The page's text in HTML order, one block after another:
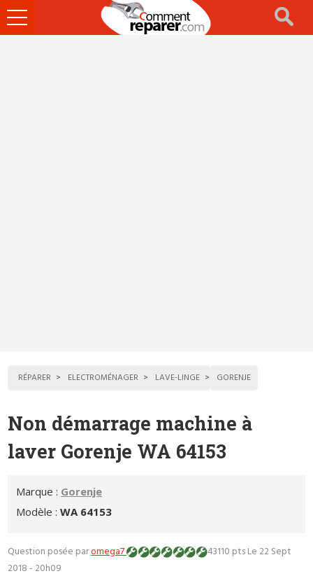
Ouvrir
le
RÉPARER ELECTROMÉNAGER LAVE-LINGE GORENJE
Non démarrage machine à
laver Gorenje WA 64153
Marque : Gorenje
Modèle :WA 64153
Question posée paromega7 43110 ptsLe 22 Sept
2018 - 20h09